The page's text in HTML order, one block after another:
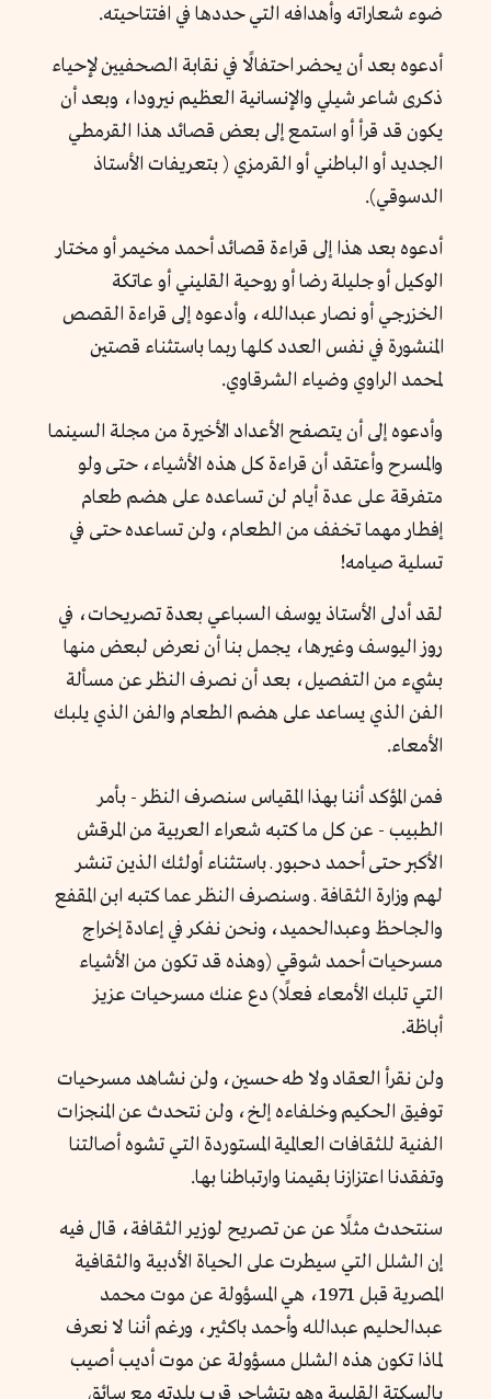
ضوء شعاراته وأهدافه التي حددها في افتتاحيته.
أدعوه بعد أن يحضر احتفالًا في نقابة الصحفيين لإحياء
ذكرى شاعر شيلي والإنسانية العظيم نيرودا، وبعد أن
يكون قد قرأ أو استمع إلى بعض قصائد هذا القرمطي
الجديد أو الباطني أو القرمزي ( بتعريفات الأستاذ
الدسوقي).
أدعوه بعد هذا إلى قراءة قصائد أحمد مخيمر أو مختار
الوكيل أو جليلة رضا أو روحية القليني أو عاتكة
الخزرجي أو نصار عبدالله، وأدعوه إلى قراءة القصص
المنشورة في نفس العدد كلها ربما باستثناء قصتين
لمحمد الراوي وضياء الشرقاوي.
وأدعوه إلى أن يتصفح الأعداد الأخيرة من مجلة السينما
والمسرح وأعتقد أن قراءة كل هذه الأشياء، حتى ولو
متفرقة على عدة أيام لن تساعده على هضم طعام
إفطار مهما تخفف من الطعام، ولن تساعده حتى في
تسلية صيامه!
لقد أدلى الأستاذ يوسف السباعي بعدة تصريحات، في
روز اليوسف وغيرها، يجمل بنا أن نعرض لبعض منها
بشيء من التفصيل، بعد أن نصرف النظر عن مسألة
الفن الذي يساعد على هضم الطعام والفن الذي يلبك
الأمعاء.
فمن المؤكد أننا بهذا المقياس سنصرف النظر - بأمر
الطبيب - عن كل ما كتبه شعراء العربية من المرقش
الأكبر حتى أحمد دحبور ـ باستثناء أولئك الذين تنشر
لهم وزارة الثقافة ـ وسنصرف النظر عما كتبه ابن المقفع
والجاحظ وعبدالحميد، ونحن نفكر في إعادة إخراج
مسرحيات أحمد شوقي (وهذه قد تكون من الأشياء
التي تلبك الأمعاء فعلًا) دع عنك مسرحيات عزيز
أباظة.
ولن نقرأ العقاد ولا طه حسين، ولن نشاهد مسرحيات
توفيق الحكيم وخلفاءه إلخ، ولن نتحدث عن المنجزات
الفنية للثقافات العالمية المستوردة التي تشوه أصالتنا
وتفقدنا اعتزازنا بقيمنا وارتباطنا بها.
سنتحدث مثلًا عن عن تصريح لوزير الثقافة، قال فيه
إن الشلل التي سيطرت على الحياة الأدبية والثقافية
المصرية قبل 1971، هي المسؤولة عن موت محمد
عبدالحليم عبدالله وأحمد باكثير، ورغم أننا لا نعرف
لماذا تكون هذه الشلل مسؤولة عن موت أديب أصيب
بالسكتة القلبية وهو يتشاجر قرب بلدته مع سائق